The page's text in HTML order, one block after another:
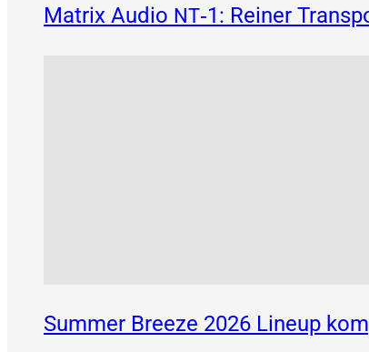
Matrix Audio NT‑1: Reiner
Summer Breeze 2026 Lineup